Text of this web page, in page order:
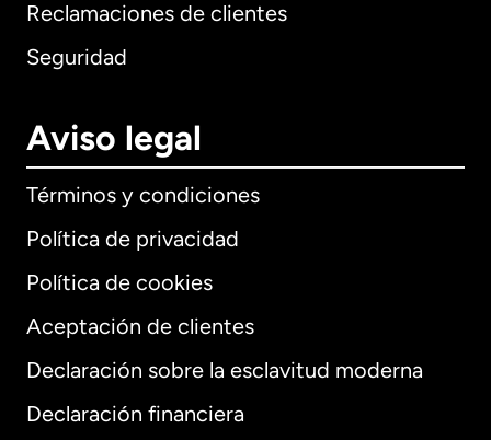
Reclamaciones de clientes
Seguridad
Aviso legal
Términos y condiciones
Política de privacidad
Política de cookies
Aceptación de clientes
Declaración sobre la esclavitud moderna
Declaración financiera
Internacional English